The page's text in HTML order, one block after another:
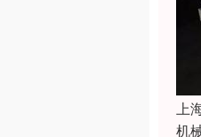
上
机